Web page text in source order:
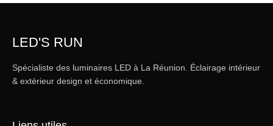
LED'S RUN
Spécialiste des luminaires LED à La Réunion. Éclairage intérieur
& extérieur design et économique.